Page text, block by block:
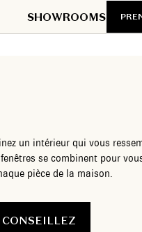
SHOWROOMS
un intérieur qui vous
se combinent pour
pièce de la maison.
CONSEILLEZ